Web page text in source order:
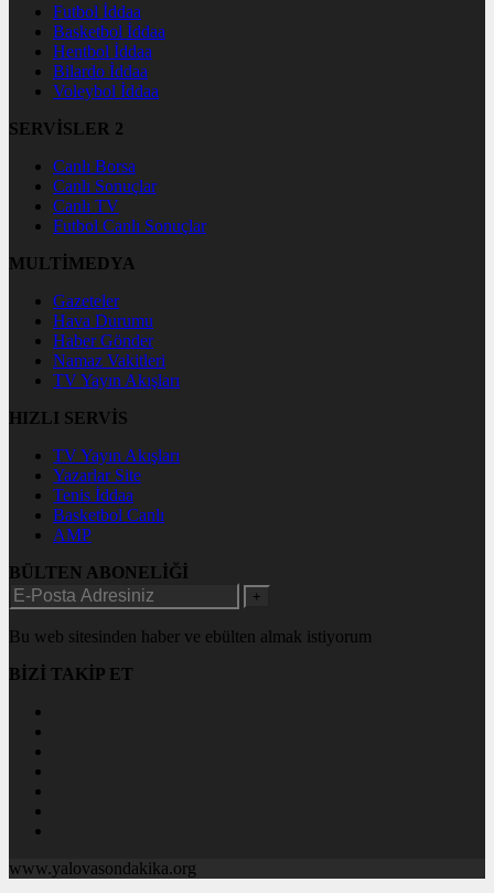
Futbol İddaa
Basketbol İddaa
Hentbol İddaa
Bilardo İddaa
Voleybol İddaa
SERVİSLER 2
Canlı Borsa
Canlı Sonuçlar
Canlı TV
Futbol Canlı Sonuçlar
MULTİMEDYA
Gazeteler
Hava Durumu
Haber Gönder
Namaz Vakitleri
TV Yayın Akışları
HIZLI SERVİS
TV Yayın Akışları
Yazarlar Site
Tenis İddaa
Basketbol Canlı
AMP
BÜLTEN ABONELİĞİ
+
Bu web sitesinden haber ve ebülten almak istiyorum
BİZİ TAKİP ET
www.yalovasondakika.org